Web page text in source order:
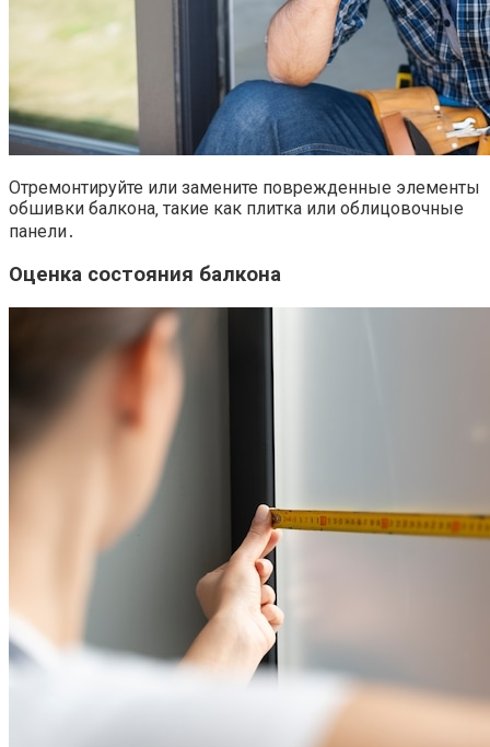
Отремонтируйте или замените поврежденные элементы
обшивки балкона‚ такие как плитка или облицовочные
панели․
Оценка состояния балкона